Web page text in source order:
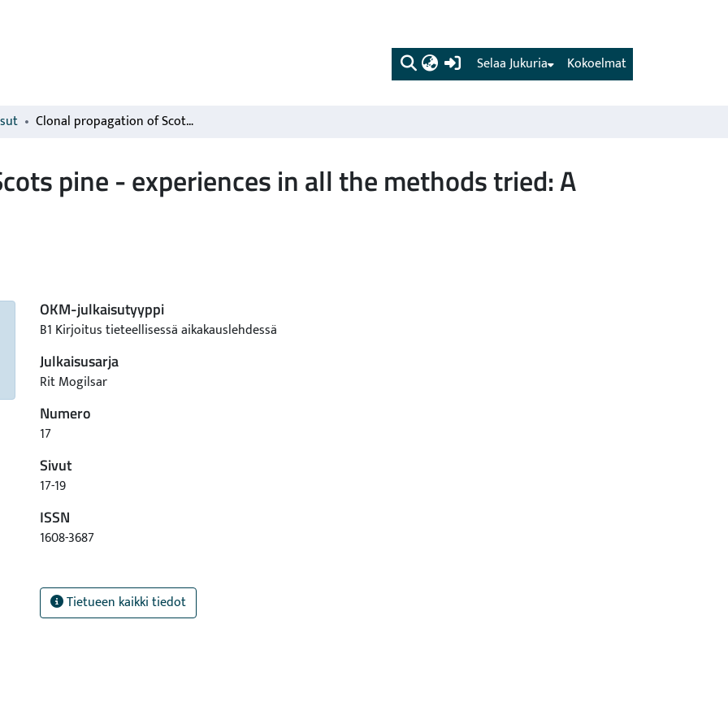
(current) Kokoelmat
Selaa Jukuria
Clonal propagation of Scots pine - experiences in all the methods tried: A review
pine - experiences in all the methods tried: A
OKM-julkaisutyyppi
B1 Kirjoitus tieteellisessä aikakauslehdessä
Julkaisusarja
Rit Mogilsar
Numero
17
Sivut
17-19
ISSN
1608-3687
Tietueen kaikki tiedot